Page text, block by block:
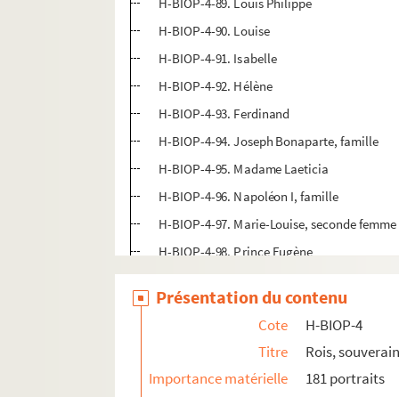
H-BIOP-4-90. Louise
H-BIOP-4-91. Isabelle
H-BIOP-4-92. Hélène
H-BIOP-4-93. Ferdinand
H-BIOP-4-94. Joseph Bonaparte, famille
H-BIOP-4-95. Madame Laeticia
H-BIOP-4-96. Napoléon I, famille
H-BIOP-4-97. Marie-Louise, seconde
H-BIOP-4-98. Prince Eugène
H-BIOP-4-99. Eugène Beauharnais
H-BIOP-4-100. Duc de Leuchtenberg
H-BIOP-4-101. Napoléon I Bonaparte
H-BIOP-4-102. Napoléon I sur son lit de
H-BIOP-4-103. Une épée de l'empereur
Présentation du contenu
Cote
H-BIOP-4
Titre
Rois,
Importance matérielle
181 portraits